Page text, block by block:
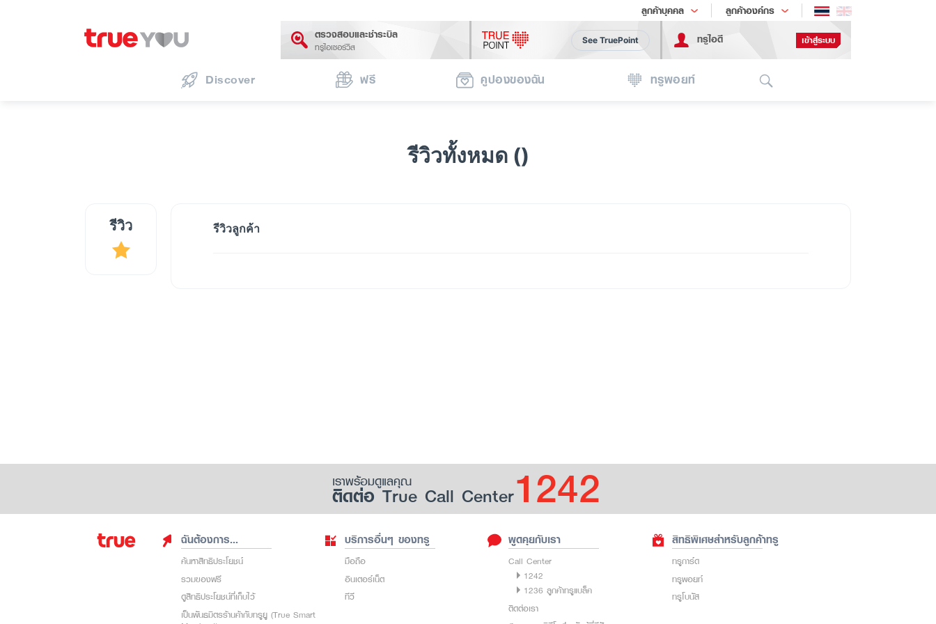
ลูกค้าบุคคล ลูกค้าองค์กร
เทรนด์เทคโนโลยี
ตรวจสอบและชำระบิล
ทรูไอเซอร์วิส
See TruePoint ทรูไอดี เข้าสู่ระบบ
Discover ฟรี คูปองของฉัน ทรูพอยท์
รีวิวทั้งหมด ()
รีวิว รีวิวลูกค้า
เราพร้อมดูแลคุณ
ติดต่อ True Call Center1242
ฉันต้องการ...
ค้นหาสิทธิประโยชน์
รวมของฟรี
ดูสิทธิประโยชน์ที่เก็บไว้
เป็นพันธมิตรร้านค้ากับทรูยู (True Smart
บริการอื่นๆ ของทรู
มือถือ
อินเตอร์เน็ต
ทีวี
พูดคุยกับเรา
Call Center
1242
1236 ลูกค้าทรูแบล็ค
ติดต่อเรา
สิทธิพิเศษสำหรับลูกค้าทรู
ทรูการ์ด
ทรูพอยท์
ทรูโบนัส